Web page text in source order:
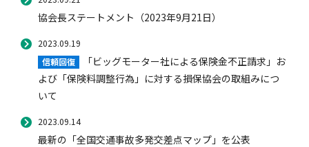
協会長ステートメント（2023年9月21日）
2023.09.19
信頼回復
「ビッグモーター社による保険金不正請求」お
よび「保険料調整行為」に対する損保協会の取組みにつ
いて
2023.09.14
最新の「全国交通事故多発交差点マップ」を公表